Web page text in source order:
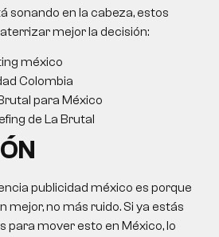
sonando en la cabeza, estos
mejor la decisión:
méxico
Colombia
para México
de La Brutal
publicidad méxico es porque
mejor, no más ruido. Si ya estás
para mover esto en México, lo